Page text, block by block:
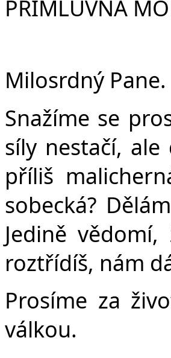
PŘÍMLUVNÁ
Milosrdný Pane.
Snažíme se
síly nestačí,
příliš
sobecká?
Jedině
roztřídíš, nám
Prosíme za
válkou.